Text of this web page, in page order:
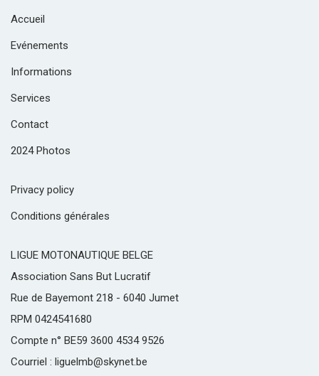
Accueil
Evénements
Informations
Services
Contact
2024 Photos
Privacy policy
Conditions générales
LIGUE MOTONAUTIQUE BELGE
Association Sans But Lucratif
Rue de Bayemont 218 - 6040 Jumet
RPM 0424541680
Compte n° BE59 3600 4534 9526
Courriel : liguelmb@skynet.be